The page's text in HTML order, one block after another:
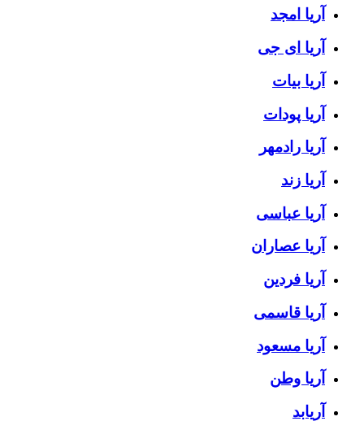
آریا امجد
آریا ای جی
آریا بیات
آریا پودات
آریا رادمهر
آریا زند
آریا عباسی
آریا عصاران
آریا فردین
آریا قاسمی
آریا مسعود
آریا وطن
آریابد